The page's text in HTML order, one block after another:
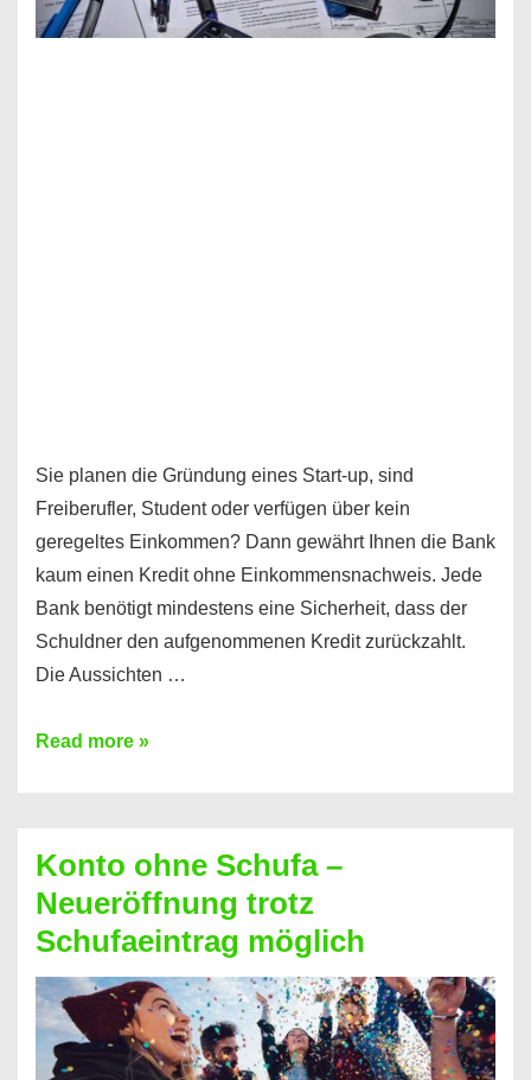
Sie planen die Gründung eines Start-up, sind
Freiberufler, Student oder verfügen über kein
geregeltes Einkommen? Dann gewährt Ihnen die Bank
kaum einen Kredit ohne Einkommensnachweis. Jede
Bank benötigt mindestens eine Sicherheit, dass der
Schuldner den aufgenommenen Kredit zurückzahlt.
Die Aussichten …
Mit
Sie
einen
Kredit
ohne
Einkommensnachweis
Read more »
Konto ohne Schufa –
Neueröffnung trotz
Schufaeintrag möglich